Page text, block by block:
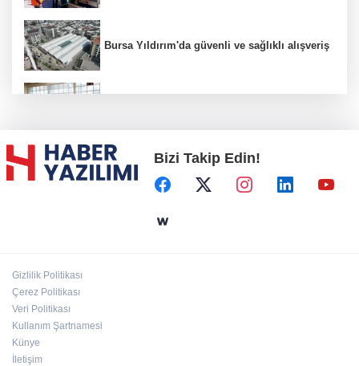
Bursa Yıldırım'da güvenli ve sağlıklı alışveriş
Başkent'in göletlerinde temizlik ve bakım
sürüyor
Bizi Takip Edin!
Gizlilik Politikası
Çerez Politikası
Veri Politikası
Kullanım Şartnamesi
Künye
İletişim